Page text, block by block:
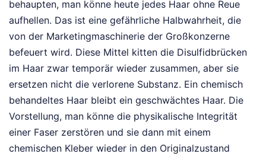
behaupten, man könne heute jedes Haar ohne Reue
aufhellen. Das ist eine gefährliche Halbwahrheit, die
von der Marketingmaschinerie der Großkonzerne
befeuert wird. Diese Mittel kitten die Disulfidbrücken
im Haar zwar temporär wieder zusammen, aber sie
ersetzen nicht die verlorene Substanz. Ein chemisch
behandeltes Haar bleibt ein geschwächtes Haar. Die
Vorstellung, man könne die physikalische Integrität
einer Faser zerstören und sie dann mit einem
chemischen Kleber wieder in den Originalzustand